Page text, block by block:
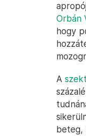
Orbán
hogy
A
beteg,